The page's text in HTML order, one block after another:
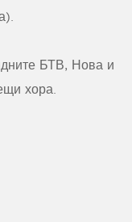
БТВ, Нова и
хора.